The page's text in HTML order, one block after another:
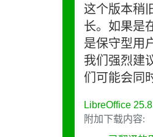
这个版本稍
长。如果是
是保守型用
我们强烈建
们可能会同
LibreOffice
附加下载内容: